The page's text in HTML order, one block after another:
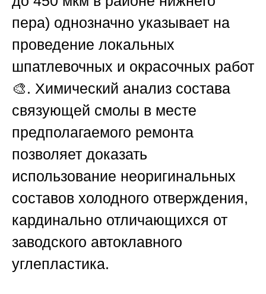
пера) однозначно указывает на
проведение локальных
шпатлевочных и окрасочных работ
🎨. Химический анализ состава
связующей смолы в месте
предполагаемого ремонта
позволяет доказать
использование неоригинальных
составов холодного отверждения,
кардинально отличающихся от
заводского автоклавного
углепластика.